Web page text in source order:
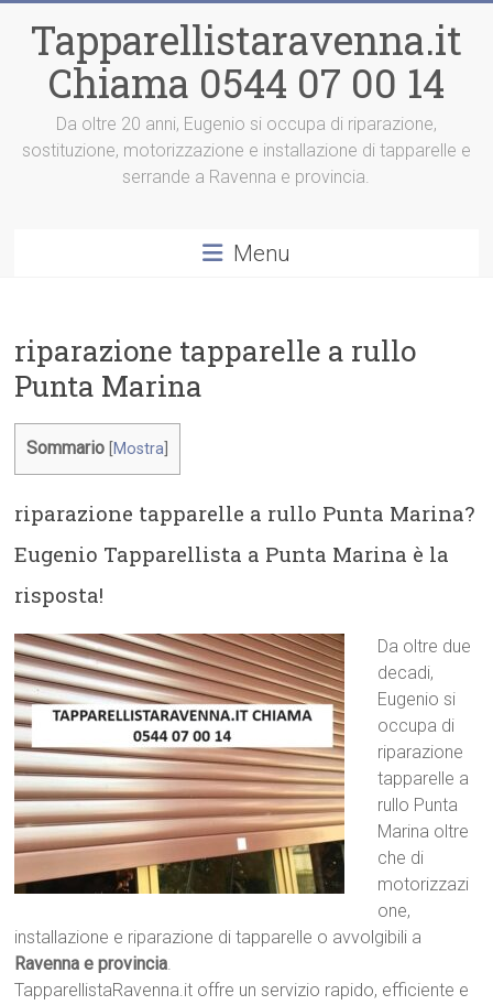
contenuto
Tapparellistaravenna.it
Chiama 0544 07 00 14
Da oltre 20 anni, Eugenio si occupa di riparazione,
sostituzione, motorizzazione e installazione di tapparelle e
serrande a Ravenna e provincia.
Menu
riparazione tapparelle a rullo
Punta Marina
Sommario Mostra
riparazione tapparelle a rullo Punta Marina?
Eugenio Tapparellista a Punta Marina è la
risposta!
Da oltre due
decadi,
Eugenio si
occupa di
riparazione
tapparelle a
rullo Punta
Marina oltre
che di
motorizzazi
one,
installazione e riparazione di tapparelle o avvolgibili a
Ravenna e provincia.
TapparellistaRavenna.it offre un servizio rapido, efficiente e